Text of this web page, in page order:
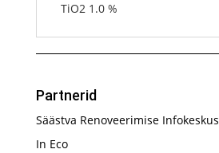
TiO2 1.0 %
Partnerid
Säästva Renoveerimise Infokeskus
In Eco